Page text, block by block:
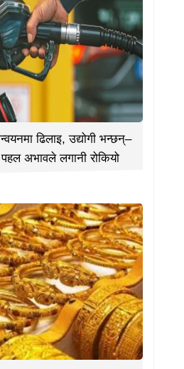
ढिलाइ, उद्योगी भन्छन्–
अभावले लगानी रोकियो